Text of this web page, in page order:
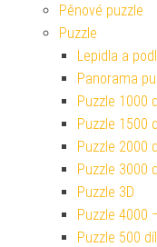
Pěnové puzzle
Puzzle
Lepidla a
Panorama
Puzzle 1000
Puzzle 1500
Puzzle 2000
Puzzle 3000
Puzzle 3D
Puzzle 4000
Puzzle 500